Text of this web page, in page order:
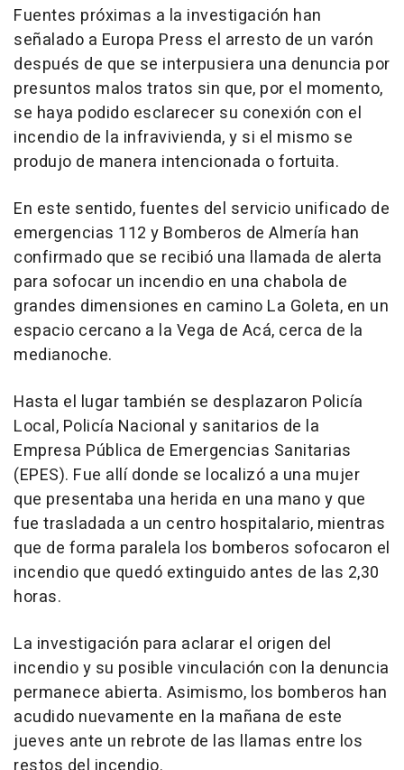
Fuentes próximas a la investigación han
señalado a Europa Press el arresto de un varón
después de que se interpusiera una denuncia por
presuntos malos tratos sin que, por el momento,
se haya podido esclarecer su conexión con el
incendio de la infravivienda, y si el mismo se
produjo de manera intencionada o fortuita.
En este sentido, fuentes del servicio unificado de
emergencias 112 y Bomberos de Almería han
confirmado que se recibió una llamada de alerta
para sofocar un incendio en una chabola de
grandes dimensiones en camino La Goleta, en un
espacio cercano a la Vega de Acá, cerca de la
medianoche.
Hasta el lugar también se desplazaron Policía
Local, Policía Nacional y sanitarios de la
Empresa Pública de Emergencias Sanitarias
(EPES). Fue allí donde se localizó a una mujer
que presentaba una herida en una mano y que
fue trasladada a un centro hospitalario, mientras
que de forma paralela los bomberos sofocaron el
incendio que quedó extinguido antes de las 2,30
horas.
La investigación para aclarar el origen del
incendio y su posible vinculación con la denuncia
permanece abierta. Asimismo, los bomberos han
acudido nuevamente en la mañana de este
jueves ante un rebrote de las llamas entre los